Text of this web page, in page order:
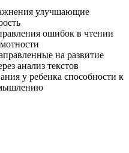
улучшающие
ошибок в чтении
на развитие
анализ текстов
у ребенка способности к
мышлению